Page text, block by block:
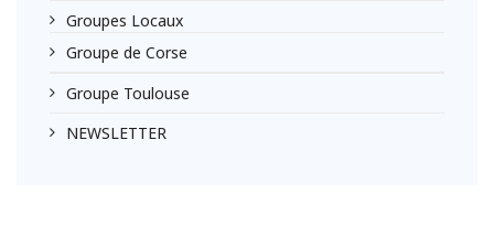
Groupes Locaux
Groupe de Corse
Groupe Toulouse
NEWSLETTER